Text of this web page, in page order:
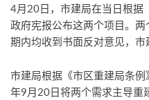
4月20日，市建局在当日根据
政府宪报公布这两个项目。
期内均收到书面反对意见，市
市建局根据《市区重建局条
年9月20日将两个需求主导重